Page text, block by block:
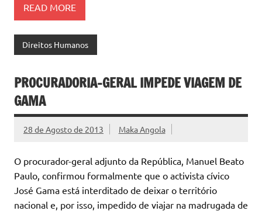
READ MORE
Direitos Humanos
PROCURADORIA-GERAL IMPEDE VIAGEM DE
GAMA
28 de Agosto de 2013 Maka Angola
O procurador-geral adjunto da República, Manuel Beato
Paulo, confirmou formalmente que o activista cívico
José Gama está interditado de deixar o território
nacional e, por isso, impedido de viajar na madrugada de